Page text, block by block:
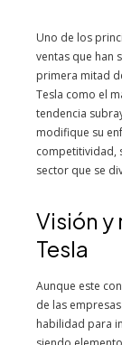
Uno de los
ventas que han
primera mitad
Tesla como el
tendencia
modifique su
competitividad,
sector que se
Visión y
Tesla
Aunque este
de las
habilidad para